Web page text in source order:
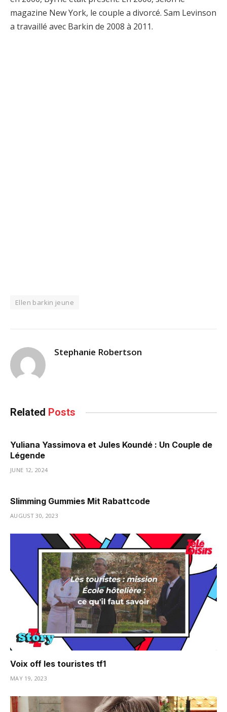
magazine New York, le couple a divorcé. Sam Levinson
a travaillé avec Barkin de 2008 à 2011.
Ellen barkin jeune
Stephanie Robertson
Related Posts
Yuliana Yassimova et Jules Koundé : Un Couple de
Légende
JUNE 12, 2024
Slimming Gummies Mit Rabattcode
AUGUST 30, 2023
Voix off les touristes tf1
MAY 19, 2023